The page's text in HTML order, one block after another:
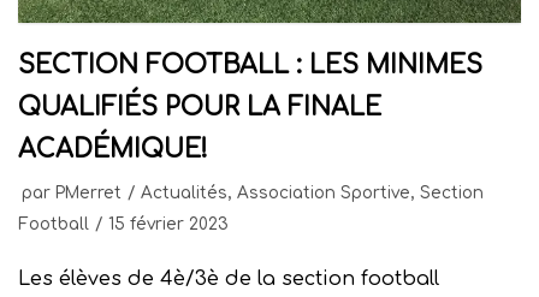
SECTION FOOTBALL : LES MINIMES
QUALIFIÉS POUR LA FINALE
ACADÉMIQUE!
par PMerret Actualités, Association Sportive, Section
Football
15 février 2023
Les élèves de 4è/3è de la section football